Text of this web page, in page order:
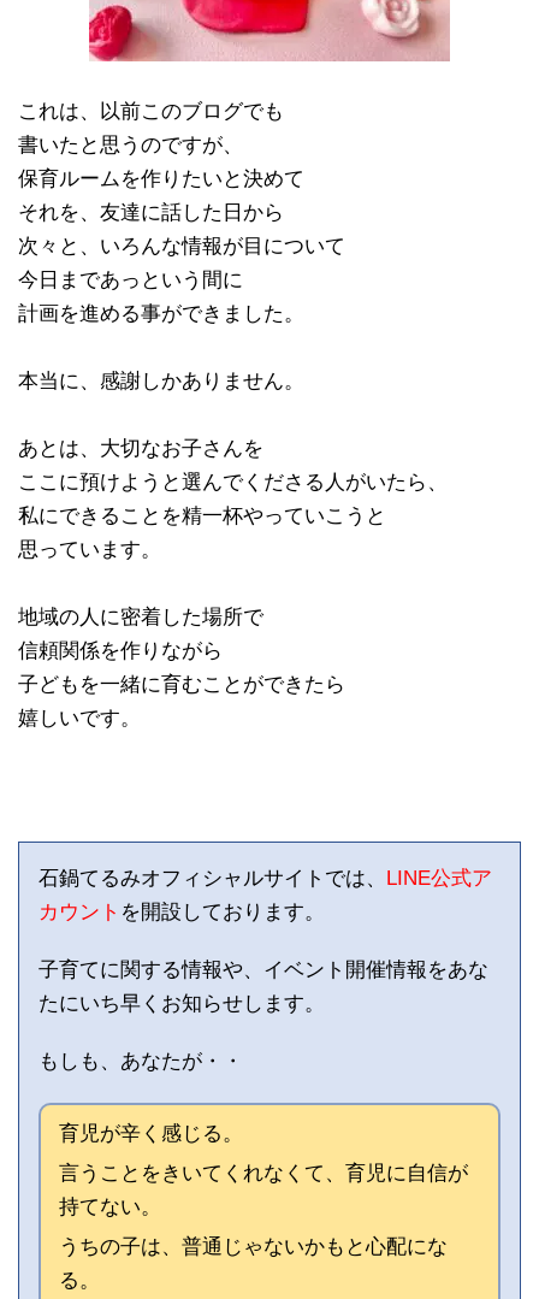
これは、以前このブログでも
書いたと思うのですが、
保育ルームを作りたいと決めて
それを、友達に話した日から
次々と、いろんな情報が目について
今日まであっという間に
計画を進める事ができました。
本当に、感謝しかありません。
あとは、大切なお子さんを
ここに預けようと選んでくださる人がいたら、
私にできることを精一杯やっていこうと
思っています。
地域の人に密着した場所で
信頼関係を作りながら
子どもを一緒に育むことができたら
嬉しいです。
石鍋てるみオフィシャルサイトでは、 LINE公式ア
カウント を開設しております。
子育てに関する情報や、イベント開催情報をあな
たにいち早くお知らせします。
もしも、あなたが・・
育児が辛く感じる。
言うことをきいてくれなくて、育児に自信が
持てない。
うちの子は、普通じゃないかもと心配にな
る。